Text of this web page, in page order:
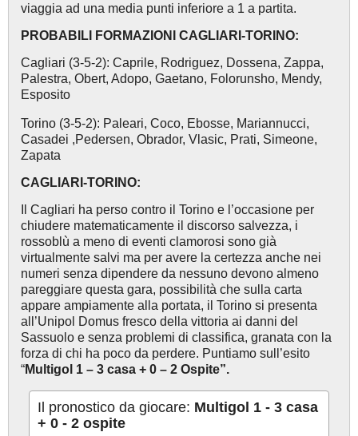
viaggia ad una media punti inferiore a 1 a partita.
PROBABILI FORMAZIONI CAGLIARI-TORINO:
Cagliari (3-5-2): Caprile, Rodriguez, Dossena, Zappa,
Palestra, Obert, Adopo, Gaetano, Folorunsho, Mendy,
Esposito
Torino (3-5-2): Paleari, Coco, Ebosse, Mariannucci,
Casadei ,Pedersen, Obrador, Vlasic, Prati, Simeone,
Zapata
CAGLIARI-TORINO:
Il Cagliari ha perso contro il Torino e l’occasione per
chiudere matematicamente il discorso salvezza, i
rossoblù a meno di eventi clamorosi sono già
virtualmente salvi ma per avere la certezza anche nei
numeri senza dipendere da nessuno devono almeno
pareggiare questa gara, possibilità che sulla carta
appare ampiamente alla portata, il Torino si presenta
all’Unipol Domus fresco della vittoria ai danni del
Sassuolo e senza problemi di classifica, granata con la
forza di chi ha poco da perdere. Puntiamo sull’esito
“Multigol 1 – 3 casa + 0 – 2 Ospite”.
Il pronostico da giocare: Multigol 1 - 3 casa
+ 0 - 2 ospite